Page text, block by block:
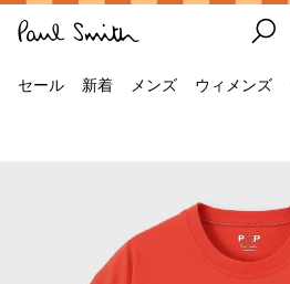
セール 新着 メンズ ウィメンズ